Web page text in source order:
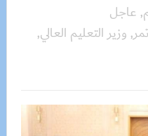
, عاجل
, وزير التعليم العالي,